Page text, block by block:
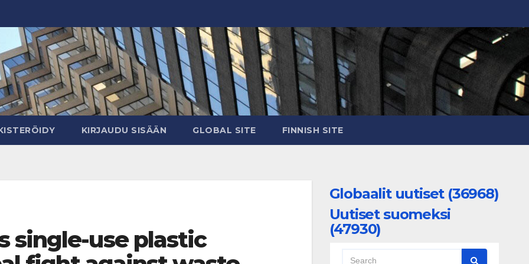
KIRJAUDU SISÄÄN GLOBAL SITE FINNISH SITE
single-use plastic
Globaalit uutiset (36968)
Uutiset suomeksi
(47930)